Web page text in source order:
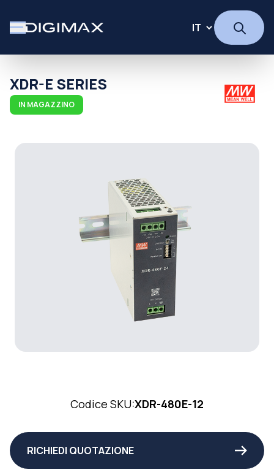
XDR-E SERIES
IN MAGAZZINO
Codice SKU:XDR-480E-12
RICHIEDI QUOTAZIONE